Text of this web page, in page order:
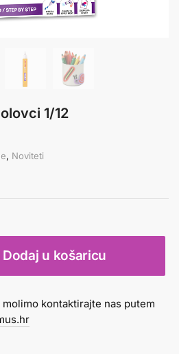
1/12
, Noviteti
Dodaj u košaricu
kontaktirajte nas putem